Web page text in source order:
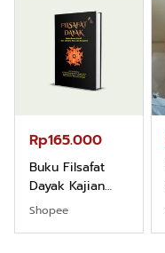
Rp165.000
Buku Filsafat
Dayak Kajian
Komprehensif
Atas Manusia
Shopee